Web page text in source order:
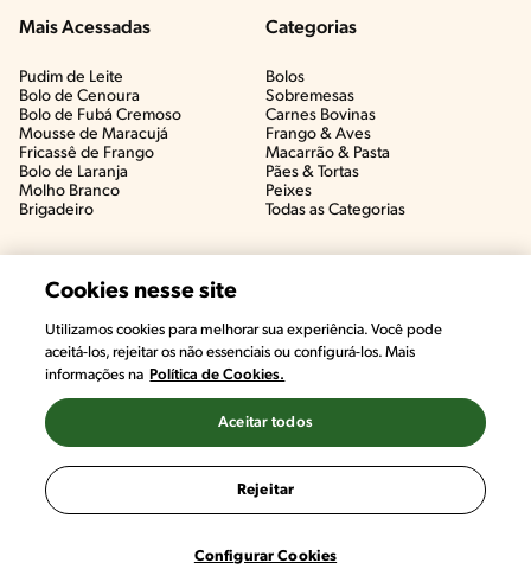
Mais Acessadas
Pudim de Leite
Bolo de Cenoura
Bolo de Fubá Cremoso
Mousse de Maracujá
Fricassê de Frango
Bolo de Laranja
Molho Branco
Brigadeiro
Categorias
Bolos
Sobremesas
Carnes Bovinas​
Frango & Aves​
Macarrão & Pasta​
Pães & Tortas​
Peixes
Todas as Categorias
Cookies nesse site
Utilizamos cookies para melhorar sua experiência. Você pode
aceitá-los, rejeitar os não essenciais ou configurá-los. Mais
informações na Política de Cookies.
Configurar Cookies
Rejeitar
Aceitar todos